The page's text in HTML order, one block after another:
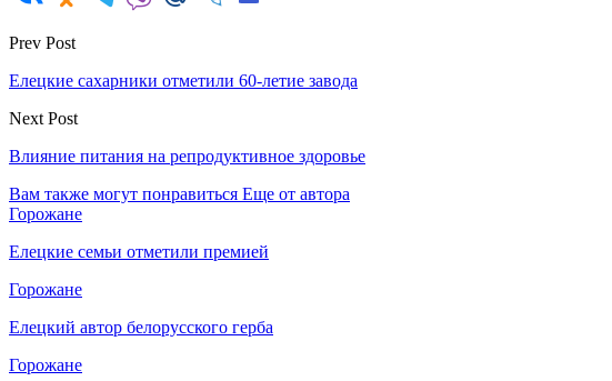
Prev Post
Елецкие сахарники отметили 60-летие завода
Next Post
Влияние питания на репродуктивное здоровье
Вам также могут понравиться Еще от автора
Горожане
Елецкие семьи отметили премией
Горожане
Елецкий автор белорусского герба
Горожане